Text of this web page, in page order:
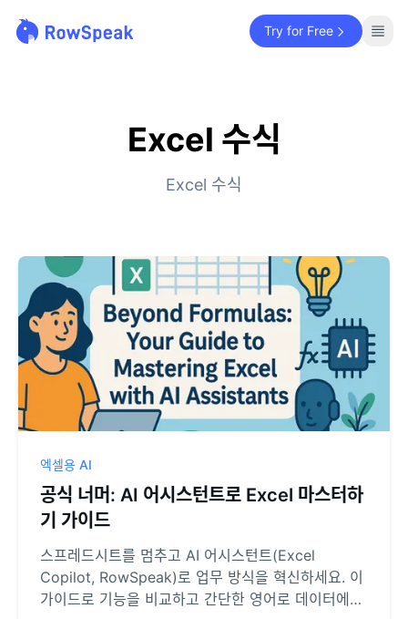
Try for Free
Excel 수식
Excel 수식
엑셀용 AI
공식 너머: AI 어시스턴트로 Excel 마스터하
기 가이드
스프레드시트를 멈추고 AI 어시스턴트(Excel
Copilot, RowSpeak)로 업무 방식을 혁신하세요. 이
가이드로 기능을 비교하고 간단한 영어로 데이터에서